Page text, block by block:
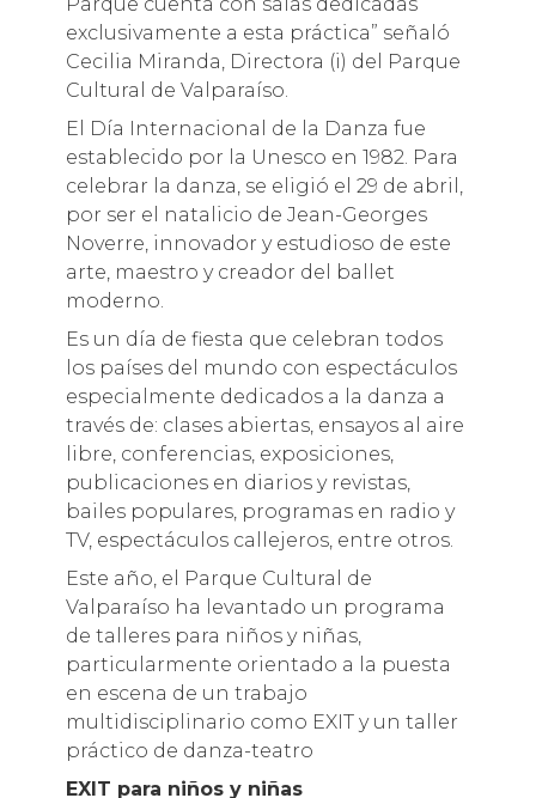
Parque cuenta con salas dedicadas
exclusivamente a esta práctica” señaló
Cecilia Miranda, Directora (i) del Parque
Cultural de Valparaíso.
El Día Internacional de la Danza fue
establecido por la Unesco en 1982. Para
celebrar la danza, se eligió el 29 de abril,
por ser el natalicio de Jean-Georges
Noverre, innovador y estudioso de este
arte, maestro y creador del ballet
moderno.
Es un día de fiesta que celebran todos
los países del mundo con espectáculos
especialmente dedicados a la danza a
través de: clases abiertas, ensayos al aire
libre, conferencias, exposiciones,
publicaciones en diarios y revistas,
bailes populares, programas en radio y
TV, espectáculos callejeros, entre otros.
Este año, el Parque Cultural de
Valparaíso ha levantado un programa
de talleres para niños y niñas,
particularmente orientado a la puesta
en escena de un trabajo
multidisciplinario como EXIT y un taller
práctico de danza-teatro
EXIT para niños y niñas